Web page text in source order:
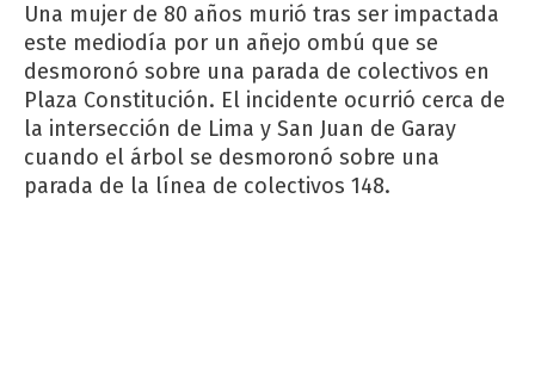
Una mujer de 80 años murió tras ser impactada
este mediodía por un añejo ombú que se
desmoronó sobre una parada de colectivos en
Plaza Constitución. El incidente ocurrió cerca de
la intersección de Lima y San Juan de Garay
cuando el árbol se desmoronó sobre una
parada de la línea de colectivos 148.